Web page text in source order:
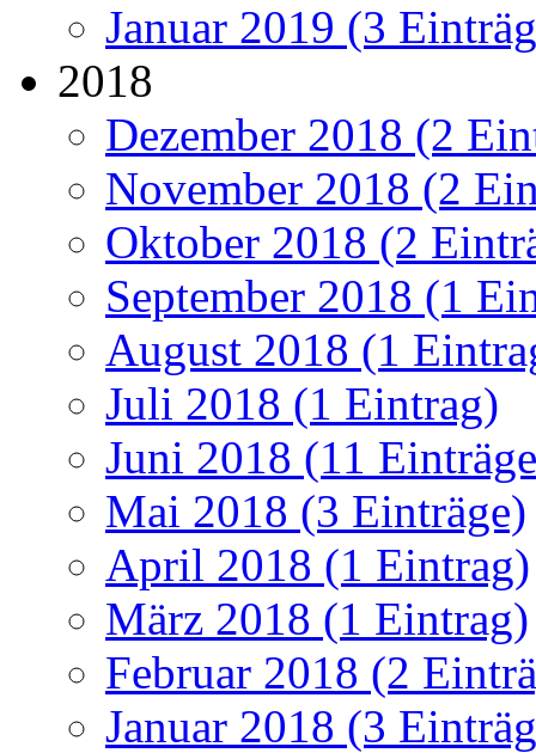
Januar 2019 (3
2018
Dezember 2018 (2
November 2018 (2
Oktober 2018 (2
September 2018 (1
August 2018 (1
Juli 2018 (1 Eintrag)
Juni 2018 (11
Mai 2018 (3 Einträge)
April 2018 (1 Eintrag)
März 2018 (1 Eintrag)
Februar 2018 (2
Januar 2018 (3